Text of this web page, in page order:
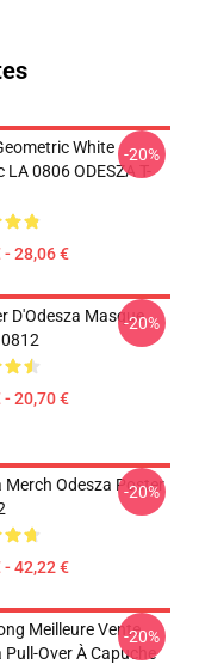
White
0806 ODESZA T-
- 28,06 €
-20%
D'Odesza Masque
- 20,70 €
-20%
Merch Odesza Poster
- 42,22 €
-20%
Meilleure Vente
Pull-Over À Capuche
-20%